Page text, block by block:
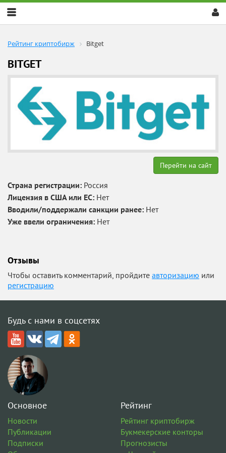
Скрыть
меню
Рейтинг криптобирж Bitget
BITGET
Перейти на сайт
Страна регистрации: Россия
Лицензия в США или ЕС: Нет
Вводили/поддержали санкции ранее: Нет
Уже ввели ограничения: Нет
Отзывы
Чтобы оставить комментарий, пройдите авторизацию или
регистрацию
Будь с нами в соцсетях
Основное
Новости
Публикации
Подписки
Рейтинг
Рейтинг криптобирж
Букмекерские конторы
Прогнозисты